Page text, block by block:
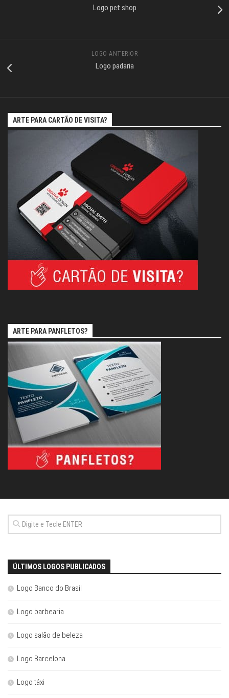
Logo pet shop
LOGO ANTERIOR
Logo padaria
ARTE PARA CARTÃO DE VISITA?
ARTE PARA PANFLETOS?
ÚLTIMOS LOGOS PUBLICADOS
Logo Banco do Brasil
Logo barbearia
Logo salão de beleza
Logo Barcelona
Logo táxi